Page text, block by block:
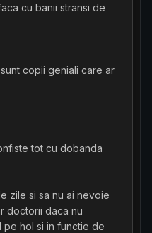
cu banii stransi de
copii geniali care ar
tot cu dobanda
zile si sa nu ai nevoie
doctorii daca nu
pe hol si in functie de